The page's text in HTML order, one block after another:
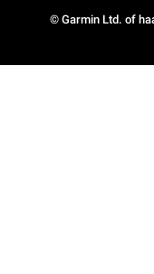
© Garmin Ltd. of